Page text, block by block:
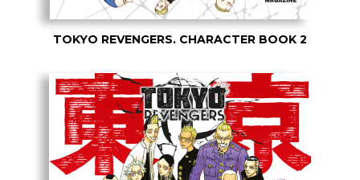
TOKYO REVENGERS. CHARACTER BOOK 2